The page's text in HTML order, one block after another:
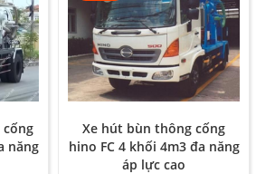
năng
Xe hút bùn thông cống
hino FC 4 khối 4m3 đa năng
áp lực cao